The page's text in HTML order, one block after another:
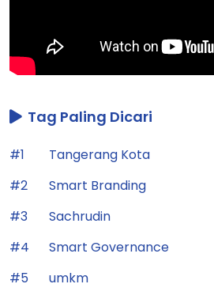
Tag Paling Dicari
#1
Tangerang Kota
#2
Smart Branding
#3
Sachrudin
#4
Smart Governance
#5
umkm